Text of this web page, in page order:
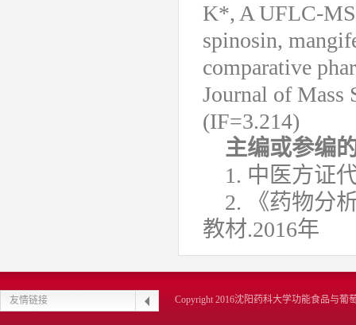
K*, A UFLC-
spinosin,
comparative
Journal of Mass
(IF=3.214)
主编或参编
1. 中医方证
2. 《药物分
教材.2016年
友情链接 Copyright 2016沈阳药科大学功能食品与葡